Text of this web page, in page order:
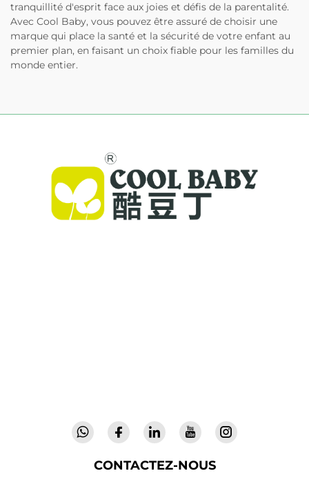
tranquillité d'esprit face aux joies et défis de la parentalité.
Avec Cool Baby, vous pouvez être assuré de choisir une
marque qui place la santé et la sécurité de votre enfant au
premier plan, en faisant un choix fiable pour les familles du
monde entier.
CONTACTEZ-NOUS